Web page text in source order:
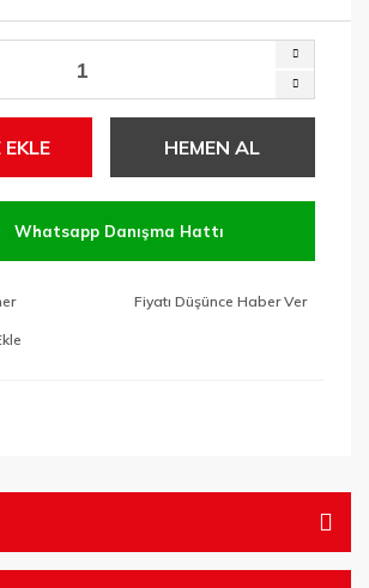
HEMEN AL
Whatsapp Danışma Hattı
Fiyatı Düşünce Haber Ver